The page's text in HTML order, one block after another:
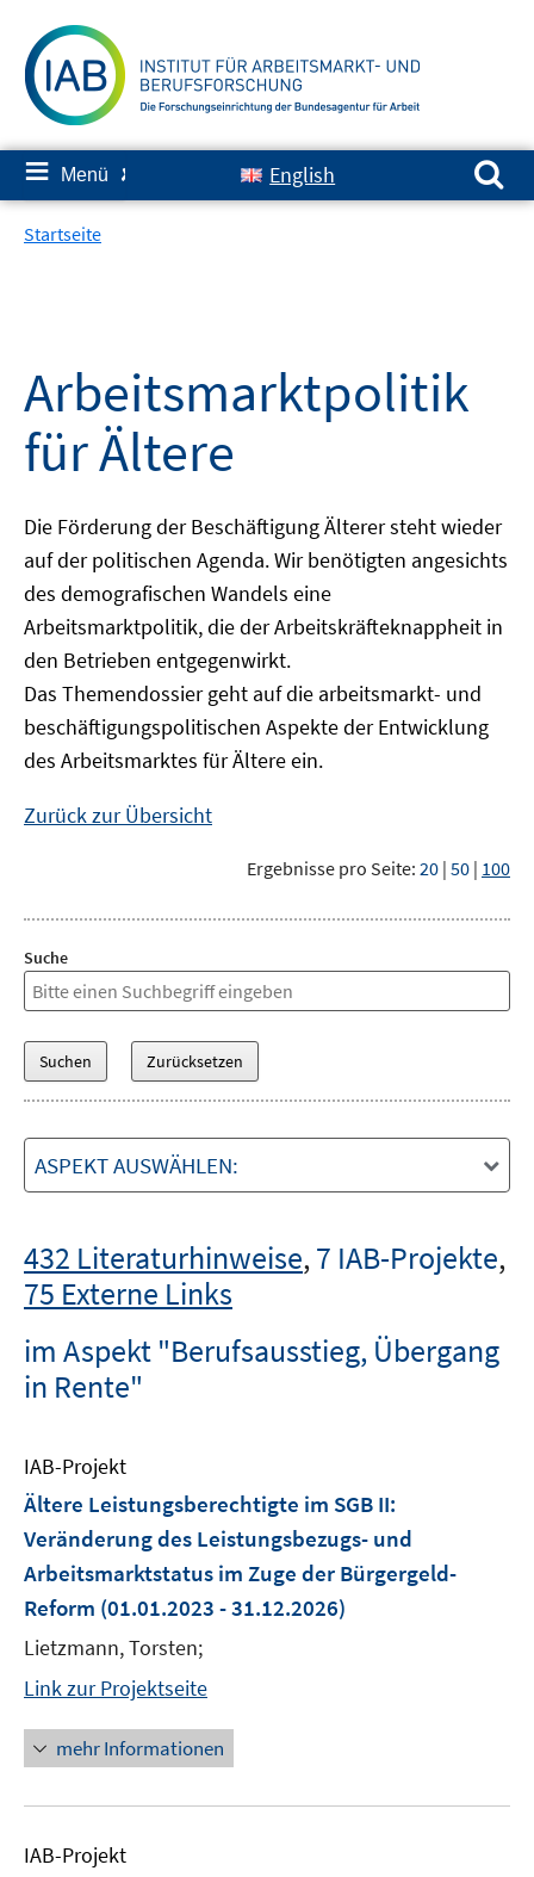
zum
Inhalt
≡ Menü ✘ English
Suchen nach:
Startseite
Arbeitsmarktpolitik
für Ältere
Die Förderung der Beschäftigung Älterer steht wieder
auf der politischen Agenda. Wir benötigten angesichts
des demografischen Wandels eine
Arbeitsmarktpolitik, die der Arbeitskräfteknappheit in
den Betrieben entgegenwirkt.
Das Themendossier geht auf die arbeitsmarkt- und
beschäftigungspolitischen Aspekte der Entwicklung
des Arbeitsmarktes für Ältere ein.
Zurück zur Übersicht
Ergebnisse pro Seite: 20 | 50 | 100
Suche
ASPEKT AUSWÄHLEN:
432 Literaturhinweise,7 IAB-Projekte,
75 Externe Links
im Aspekt "Berufsausstieg, Übergang
in Rente"
IAB-Projekt
Ältere Leistungsberechtigte im SGB II:
Veränderung des Leistungsbezugs- und
Arbeitsmarktstatus im Zuge der Bürgergeld-
Reform (01.01.2023 - 31.12.2026)
Lietzmann, Torsten;
Link zur Projektseite
mehr Informationen
IAB-Projekt